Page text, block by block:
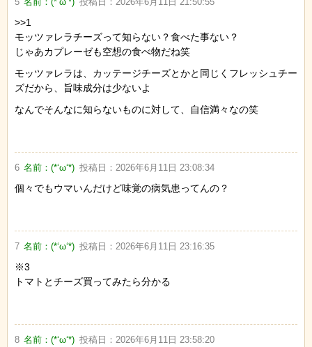
5 名前：(*‘ω‘*) 投稿日： 2026年6月11日 21:50:55
>>1
モッツァレラチーズって知らない？食べた事ない？
じゃあカプレーゼも空想の食べ物だね笑
モッツァレラは、カッテージチーズとかと同じくフレッシュチー
ズだから、旨味成分は少ないよ
なんでそんなに知らないものに対して、自信満々なの笑
6 名前：(*‘ω‘*) 投稿日： 2026年6月11日 23:08:34
個々でもウマいんだけど味覚の病気患ってんの？
7 名前：(*‘ω‘*) 投稿日： 2026年6月11日 23:16:35
※3
トマトとチーズ買ってみたら分かる
8 名前：(*‘ω‘*) 投稿日： 2026年6月11日 23:58:20